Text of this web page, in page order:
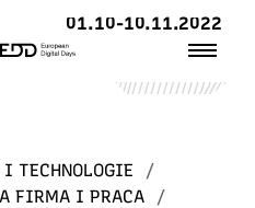
01.10-10.11.2022
I TECHNOLOGIE
/
FIRMA I PRACA
/